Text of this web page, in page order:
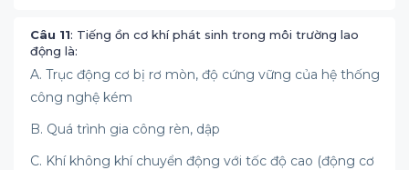
Câu 11: Tiếng ồn cơ khí phát sinh trong môi trường lao
động là:
A. Trục động cơ bị rơ mòn, độ cứng vững của hệ thống
công nghệ kém
B. Quá trình gia công rèn, dập
C. Khí không khí chuyển động với tốc độ cao (động cơ